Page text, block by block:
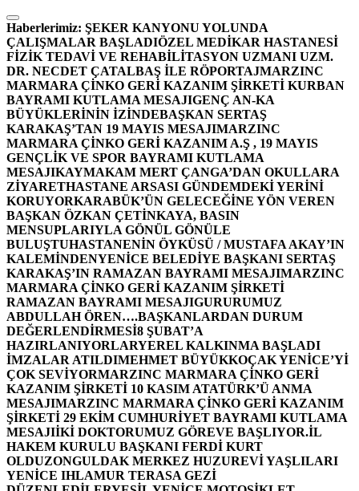
İçeriğe
atla
Haberlerimiz: ŞEKER KANYONU YOLUNDA
ÇALIŞMALAR BAŞLADIÖZEL MEDİKAR HASTANESİ
FİZİK TEDAVİ VE REHABİLİTASYON UZMANI UZM.
DR. NECDET ÇATALBAŞ İLE RÖPORTAJMARZINC
MARMARA ÇİNKO GERİ KAZANIM ŞİRKETİ KURBAN
BAYRAMI KUTLAMA MESAJIGENÇ AN-KA
BÜYÜKLERİNİN İZİNDEBAŞKAN SERTAŞ
KARAKAŞ’TAN 19 MAYIS MESAJIMARZINC
MARMARA ÇİNKO GERİ KAZANIM A.Ş , 19 MAYIS
GENÇLİK VE SPOR BAYRAMI KUTLAMA
MESAJIKAYMAKAM MERT ÇANGA’DAN OKULLARA
ZİYARETHASTANE ARSASI GÜNDEMDEKİ YERİNİ
KORUYORKARABÜK’ÜN GELECEĞİNE YÖN VEREN
BAŞKAN ÖZKAN ÇETİNKAYA, BASIN
MENSUPLARIYLA GÖNÜL GÖNÜLE
BULUŞTUHASTANENİN ÖYKÜSÜ / MUSTAFA AKAY’IN
KALEMİNDENYENİCE BELEDİYE BAŞKANI SERTAŞ
KARAKAŞ’IN RAMAZAN BAYRAMI MESAJIMARZINC
MARMARA ÇİNKO GERİ KAZANIM ŞİRKETİ
RAMAZAN BAYRAMI MESAJIGURURUMUZ
ABDULLAH ÖREN….BAŞKANLARDAN DURUM
DEĞERLENDİRMESİ8 ŞUBAT’A
HAZIRLANIYORLARYEREL KALKINMA BAŞLADI
İMZALAR ATILDIMEHMET BÜYÜKKOÇAK YENİCE’Yİ
ÇOK SEVİYORMARZINC MARMARA ÇİNKO GERİ
KAZANIM ŞİRKETİ 10 KASIM ATATÜRK’Ü ANMA
MESAJIMARZINC MARMARA ÇİNKO GERİ KAZANIM
ŞİRKETİ 29 EKİM CUMHURİYET BAYRAMI KUTLAMA
MESAJIİKİ DOKTORUMUZ GÖREVE BAŞLIYOR.İL
HAKEM KURULU BAŞKANI FERDİ KURT
OLDUZONGULDAK MERKEZ HUZUREVİ YAŞLILARI
YENİCE IHLAMUR TERASA GEZİ